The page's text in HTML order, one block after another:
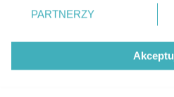
Strona korzysta z plików cookies w celu
wyrażasz zgodę na ich wykorzystanie.
prywatności.
znajdujący się w lewym dolnym
rodzaje przetwarzania danych
użytkownika, ale masz prawo
przetwarzaniu. Preferencje
na tej witrynie.
PARTNERZY